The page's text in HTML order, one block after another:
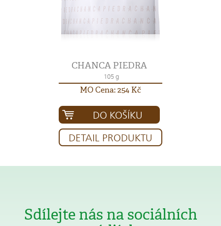
CHANCA PIEDRA
105 g
MO Cena: 254 Kč
DO KOŠÍKU
DETAIL PRODUKTU
Sdílejte nás na sociálních